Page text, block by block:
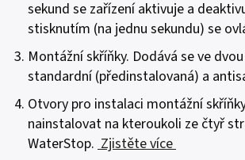
sekund se zařízení aktivuje a
stisknutím (na jednu sekundu) se
Montážní skříňky. Dodává se ve
standardní (předinstalovaná) a
Otvory pro instalaci montážní
nainstalovat na kteroukoli ze čtyř
WaterStop. Zjistěte více